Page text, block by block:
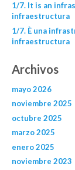
1/7. It is an
infraestructura
1/7. È una
infraestructura
Archivos
mayo 2026
noviembre 2025
octubre 2025
marzo 2025
enero 2025
noviembre 2023